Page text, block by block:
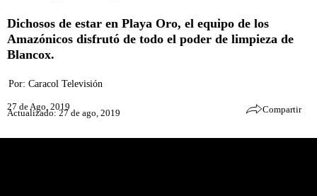
Dichosos de estar en Playa Oro, el equipo de los
Amazónicos disfrutó de todo el poder de limpieza de
Blancox.
Por: Caracol Televisión
27 de Ago, 2019
Actualizado: 27 de ago, 2019 Compartir